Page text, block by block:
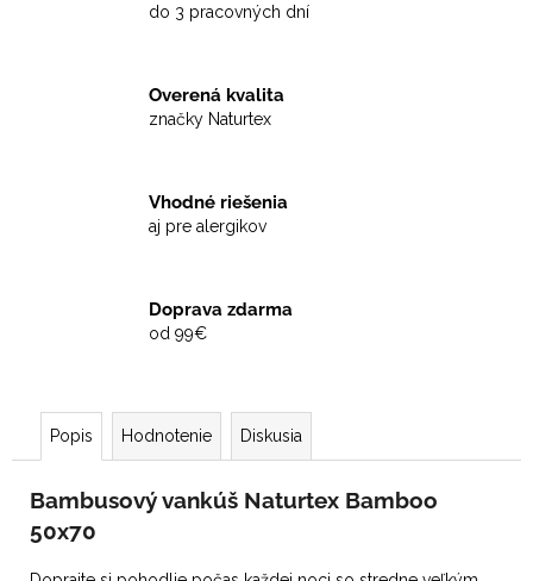
do 3 pracovných dní
Overená kvalita
značky Naturtex
Vhodné riešenia
aj pre alergikov
Doprava zdarma
od 99€
Popis Hodnotenie Diskusia
Bambusový vankúš Naturtex Bamboo
50x70